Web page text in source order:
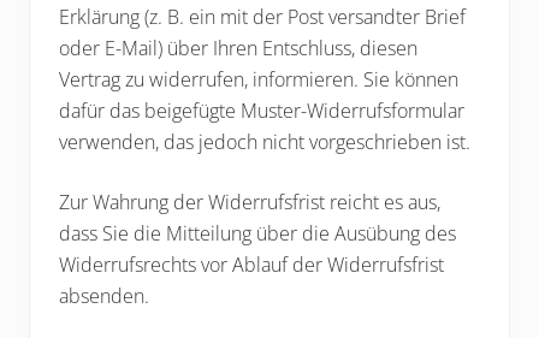
Erklärung (z. B. ein mit der Post versandter Brief
oder E-Mail) über Ihren Entschluss, diesen
Vertrag zu widerrufen, informieren. Sie können
dafür das beigefügte Muster-Widerrufsformular
verwenden, das jedoch nicht vorgeschrieben ist.
Zur Wahrung der Widerrufsfrist reicht es aus,
dass Sie die Mitteilung über die Ausübung des
Widerrufsrechts vor Ablauf der Widerrufsfrist
absenden.